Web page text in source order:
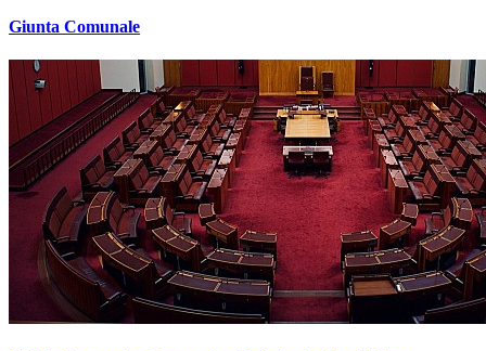
Giunta Comunale